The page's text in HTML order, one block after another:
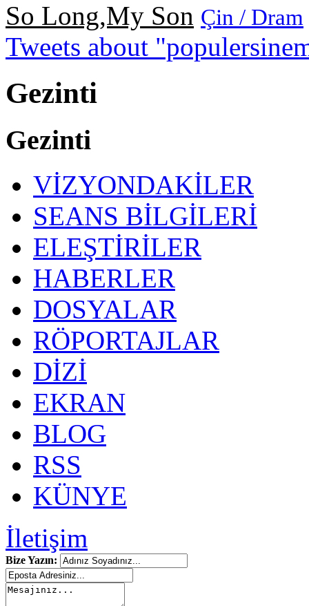
So Long,My Son Çin / Dram
Tweets about
Gezinti
Gezinti
VİZYONDAKİLER
SEANS BİLGİLERİ
ELEŞTİRİLER
HABERLER
DOSYALAR
RÖPORTAJLAR
DİZİ
EKRAN
BLOG
RSS
KÜNYE
İletişim
Bize Yazın: